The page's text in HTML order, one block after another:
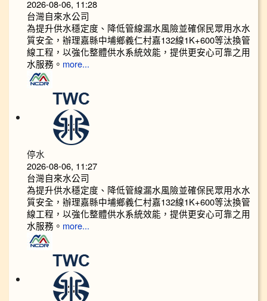
2026-08-06, 11:28
台灣自來水公司
為提升供水穩定度、降低管線漏水風險並確保民眾用水水
質安全，辦理嘉縣中埔鄉義仁村嘉132線1K+600等汰換管
線工程，以強化整體供水系統效能，提供更安心可靠之用
水服務。 more...
停水
2026-08-06, 11:27
台灣自來水公司
為提升供水穩定度、降低管線漏水風險並確保民眾用水水
質安全，辦理嘉縣中埔鄉義仁村嘉132線1K+600等汰換管
線工程，以強化整體供水系統效能，提供更安心可靠之用
水服務。 more...